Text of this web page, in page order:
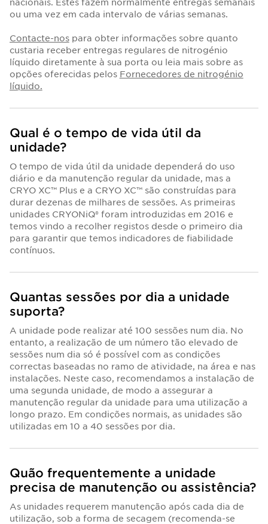
ou uma vez em cada intervalo de várias semanas.
Contacte-nospara obter informações sobre quanto
custaria receber entregas regulares de nitrogénio
líquido diretamente à sua porta ou leia mais sobre as
opções oferecidas pelos Fornecedores de nitrogénio
líquido.
Qual é o tempo de vida útil da
unidade?
O tempo de vida útil da unidade dependerá do uso
diário e da manutenção regular da unidade, mas a
CRYO XC™ Plus e a CRYO XC™ são construídas para
durar dezenas de milhares de sessões. As primeiras
unidades CRYONiQ® foram introduzidas em 2016 e
temos vindo a recolher registos desde o primeiro dia
para garantir que temos indicadores de fiabilidade
contínuos.
Quantas sessões por dia a unidade
suporta?
A unidade pode realizar até 100 sessões num dia. No
entanto, a realização de um número tão elevado de
sessões num dia só é possível com as condições
correctas baseadas no ramo de atividade, na área e nas
instalações. Neste caso, recomendamos a instalação de
uma segunda unidade, de modo a assegurar a
manutenção regular da unidade para uma utilização a
longo prazo. Em condições normais, as unidades são
utilizadas em 10 a 40 sessões por dia.
Quão frequentemente a unidade
precisa de manutenção ou assistência?
As unidades requerem manutenção após cada dia de
utilização, sob a forma de secagem (recomenda-se